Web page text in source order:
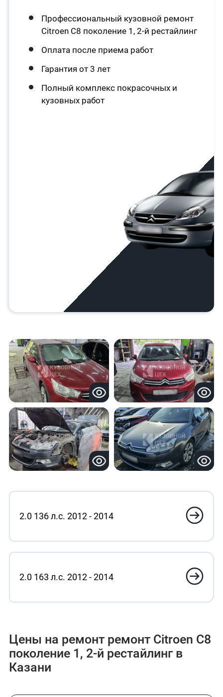
Профессиональный кузовной ремонт
Citroen C8 поколение 1, 2-й рестайлинг
Оплата после приема работ
Гарантия от 3 лет
Полный комплекс покрасочных и
кузовных работ
2.0 136 л.с. 2012 - 2014
2.0 163 л.с. 2012 - 2014
Цены на ремонт ремонт Citroen C8
поколение 1, 2-й рестайлинг в
Казани